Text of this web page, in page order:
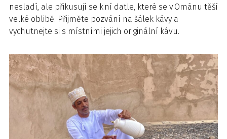
nesladí, ale přikusují se k ní datle, které se v Ománu těší
velké oblibě. Přijměte pozvání na šálek kávy a
vychutnejte si s místními jejich originální kávu.